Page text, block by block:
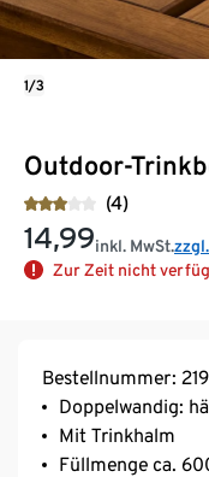
Outdoor-
(4)
14,99inkl. MwSt.
Zur Zeit nicht
1/3
Bestellnummer:
Doppelwandig:
Mit Trinkhalm
Füllmenge ca.